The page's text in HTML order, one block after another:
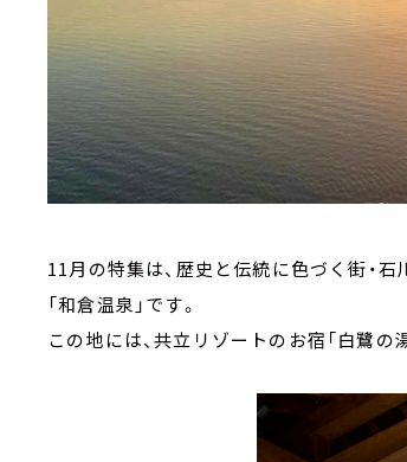
11月の特集は、歴史と伝統に色づく街・石
「和倉温泉」です。
この地には、共立リゾートのお宿「白鷺の